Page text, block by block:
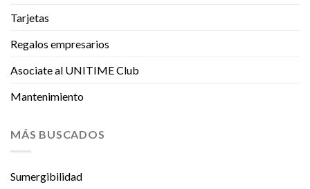
Tarjetas
Regalos empresarios
Asociate al UNITIME Club
Mantenimiento
MÁS BUSCADOS
Sumergibilidad